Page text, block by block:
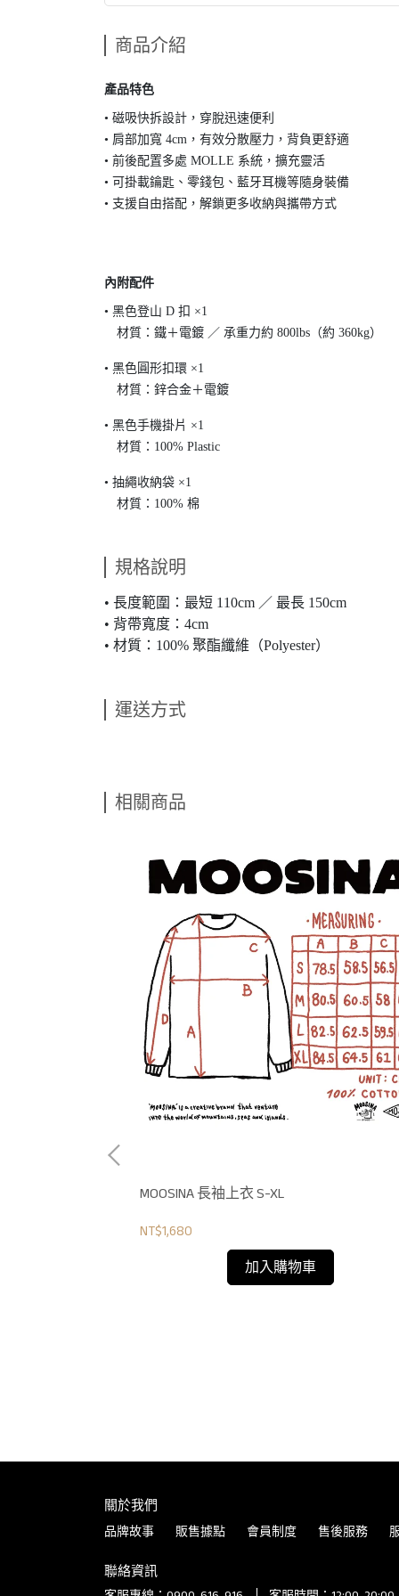
商品介紹
產品特色
• 磁吸快拆設計，穿脫迅速便利
• 肩部加寬 4cm，有效分散壓力，背負更舒適
• 前後配置多處 MOLLE 系統，擴充靈活
• 可掛載鑰匙、零錢包、藍牙耳機等隨身裝備
• 支援自由搭配，解鎖更多收納與攜帶方式
內附配件
• 黑色登山 D 扣 ×1
材質：鐵＋電鍍 ／ 承重力約 800lbs（約 360kg）
• 黑色圓形扣環 ×1
材質：鋅合金＋電鍍
• 黑色手機掛片 ×1
材質：100% Plastic
• 抽繩收納袋 ×1
材質：100% 棉
規格說明
• 長度範圍：最短 110cm ／ 最長 150cm
• 背帶寬度：4cm
• 材質：100% 聚酯纖維（Polyester）
運送方式
相關商品
MOOSINA 長袖上衣 S-XL
NT$1,680
加入購物車
關於我們
品牌故事 販售據點 會員制度 售後服務
聯絡資訊